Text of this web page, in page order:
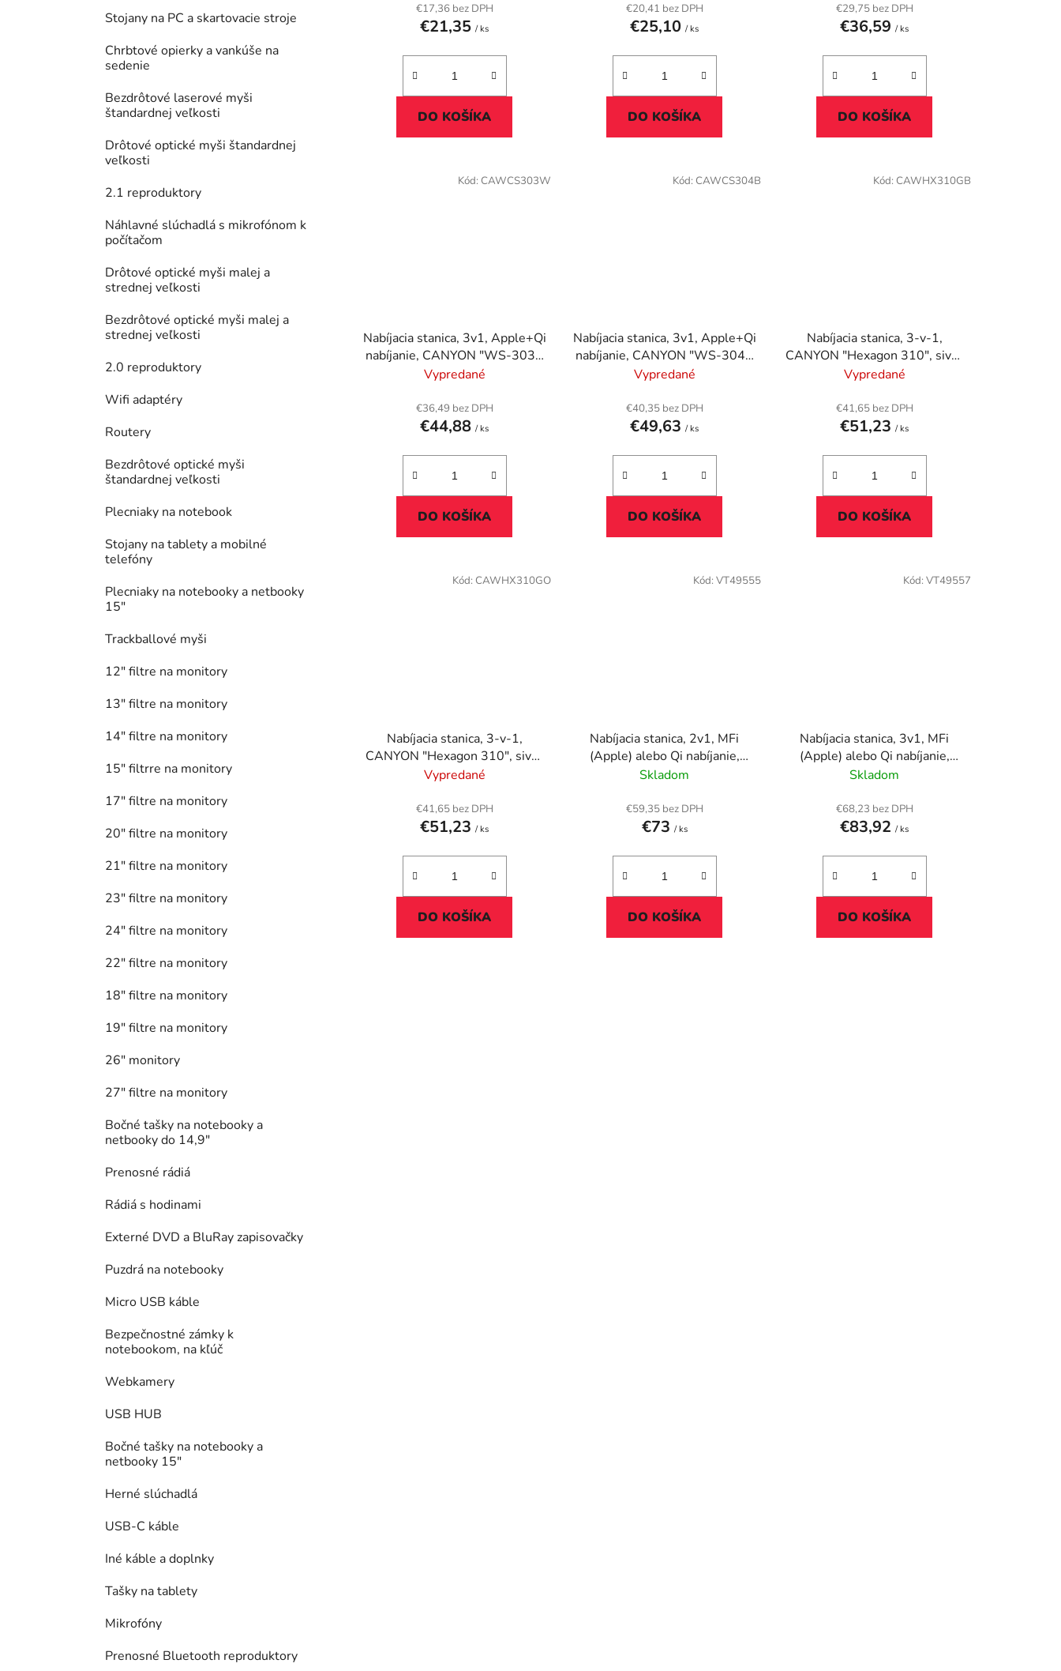
Stojany na PC a skartovacie stroje
Chrbtové opierky a vankúše na
sedenie
Bezdrôtové laserové myši
štandardnej veľkosti
Drôtové optické myši štandardnej
veľkosti
2.1 reproduktory
Náhlavné slúchadlá s mikrofónom k
počítačom
Drôtové optické myši malej a
strednej veľkosti
Bezdrôtové optické myši malej a
strednej veľkosti
2.0 reproduktory
Wifi adaptéry
Routery
Bezdrôtové optické myši
štandardnej veľkosti
Plecniaky na notebook
Stojany na tablety a mobilné
telefóny
Plecniaky na notebooky a netbooky
15"
Trackballové myši
12" filtre na monitory
13" filtre na monitory
14" filtre na monitory
15" filtrre na monitory
17" filtre na monitory
20" filtre na monitory
21" filtre na monitory
23" filtre na monitory
24" filtre na monitory
22" filtre na monitory
18" filtre na monitory
19" filtre na monitory
26" monitory
27" filtre na monitory
Bočné tašky na notebooky a
netbooky do 14,9"
Prenosné rádiá
Rádiá s hodinami
Externé DVD a BluRay zapisovačky
Puzdrá na notebooky
Micro USB káble
Bezpečnostné zámky k
notebookom, na kľúč
Webkamery
USB HUB
Bočné tašky na notebooky a
netbooky 15"
Herné slúchadlá
USB-C káble
Iné káble a doplnky
Tašky na tablety
Mikrofóny
Prenosné Bluetooth reproduktory
€17,36 bez DPH
€21,35/ ks
DO KOŠÍKA
€20,41 bez DPH
€25,10/ ks
DO KOŠÍKA
€29,75 bez DPH
€36,59/ ks
DO KOŠÍKA
Nabíjacia stanica, 3v1, Apple+Qi
nabíjanie, CANYON "WS-303",
biela
Vypredané
€36,49 bez DPH
€44,88/ ks
DO KOŠÍKA
Kód: CAWCS303W
Nabíjacia stanica, 3v1, Apple+Qi
nabíjanie, CANYON "WS-304",
čierna
Vypredané
€40,35 bez DPH
€49,63/ ks
DO KOŠÍKA
Kód: CAWCS304B
Nabíjacia stanica, 3-v-1,
CANYON "Hexagon 310", sivá-
modrá
Vypredané
€41,65 bez DPH
€51,23/ ks
DO KOŠÍKA
Kód: CAWHX310GB
Nabíjacia stanica, 3-v-1,
CANYON "Hexagon 310", sivá-
oranžová
Vypredané
€41,65 bez DPH
€51,23/ ks
DO KOŠÍKA
Kód: CAWHX310GO
Nabíjacia stanica, 2v1, MFi
(Apple) alebo Qi nabíjanie,
VERBATIM "WCS-01"
Skladom
€59,35 bez DPH
€73 / ks
DO KOŠÍKA
Kód: VT49555
Nabíjacia stanica, 3v1, MFi
(Apple) alebo Qi nabíjanie,
VERBATIM "WCS-03"
Skladom
€68,23 bez DPH
€83,92/ ks
DO KOŠÍKA
Kód: VT49557